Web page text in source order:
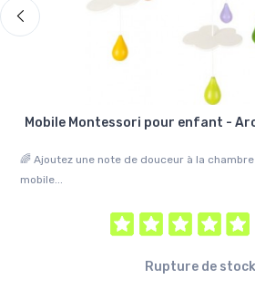
Mobile Montessori pour enfant -
🌈 Ajoutez une note de douceur à la
mobile...
Rupture de stock